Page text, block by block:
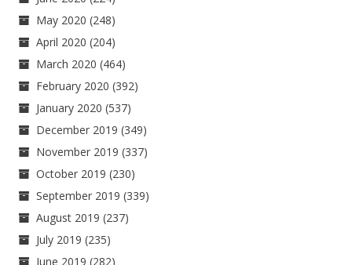
May 2020 (248)
April 2020 (204)
March 2020 (464)
February 2020 (392)
January 2020 (537)
December 2019 (349)
November 2019 (337)
October 2019 (230)
September 2019 (339)
August 2019 (237)
July 2019 (235)
June 2019 (282)